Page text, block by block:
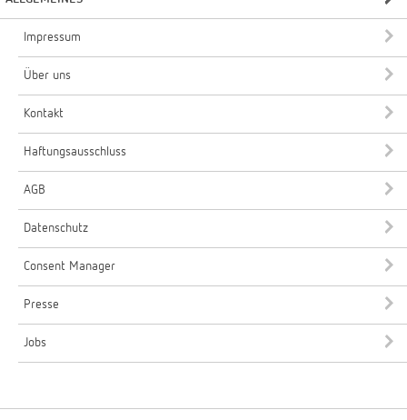
Impressum
Über uns
Kontakt
Haftungsausschluss
AGB
Datenschutz
Consent Manager
Presse
Jobs